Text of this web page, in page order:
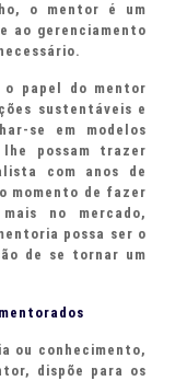
o mentor é um
ao gerenciamento
o papel do mentor
sustentáveis e
se em modelos
possam trazer
com anos de
momento de fazer
no mercado,
possa ser o
de se tornar um
ou conhecimento,
dispõe para os